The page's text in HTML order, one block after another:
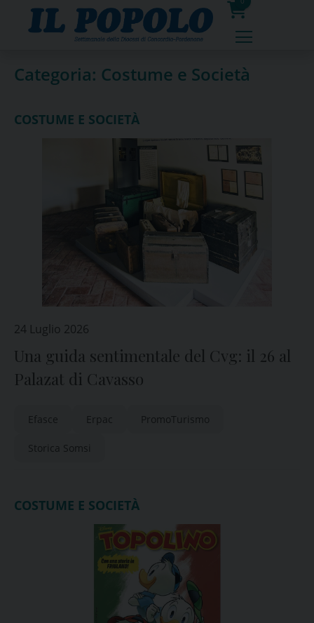
0
prodotti
Categoria: Costume e Società
COSTUME E SOCIETÀ
24 Luglio 2026
Una guida sentimentale del Cvg: il 26 al
Palazat di Cavasso
Efasce Erpac PromoTurismo
Storica Somsi
COSTUME E SOCIETÀ